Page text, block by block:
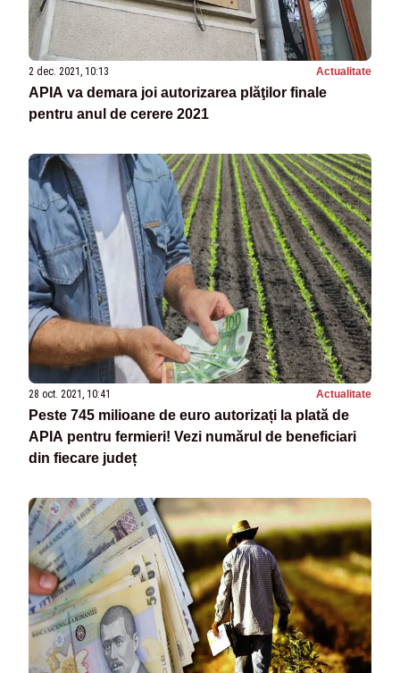
2 dec. 2021, 10:13 Actualitate
APIA va demara joi autorizarea plăţilor finale
pentru anul de cerere 2021
28 oct. 2021, 10:41 Actualitate
Peste 745 milioane de euro autorizați la plată de
APIA pentru fermieri! Vezi numărul de beneficiari
din fiecare județ